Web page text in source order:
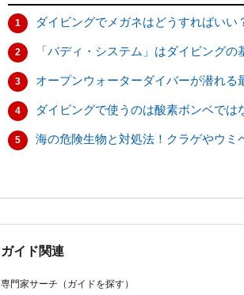
1 ダイビングでメガネはどうすればい
2 「バディ・システム」はダイビング
3 オープンウォーターダイバーが潜れる
4 ダイビングで使うのは酸素ボンベでは
5 海の危険生物と対処法！クラゲやウミ
ガイド関連
専門家サーチ（ガイドを探す）